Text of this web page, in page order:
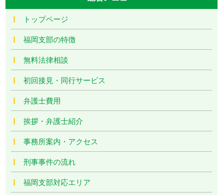
トップページ
福岡支部の特徴
無料法律相談
初回接見・同行サービス
弁護士費用
挨拶・弁護士紹介
事務所案内・アクセス
刑事事件の流れ
福岡支部対応エリア